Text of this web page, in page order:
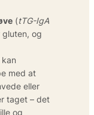
(tTG-IgA
gluten, og
med at
eller
taget – det
og